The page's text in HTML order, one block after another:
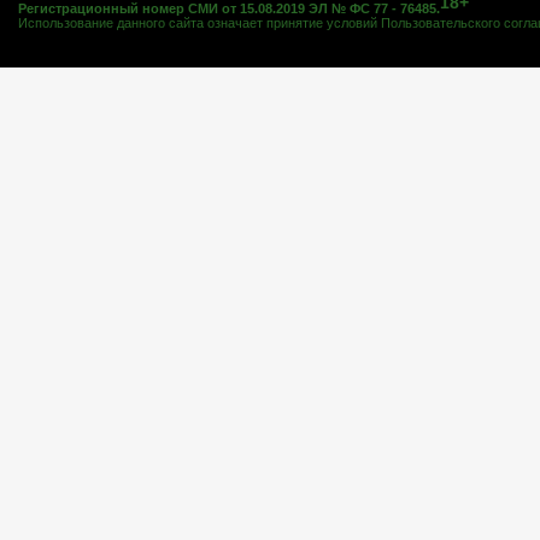
Регистрационный номер СМИ от 15.08.2019 ЭЛ № ФС 77 - 76485.
Использование данного сайта означает принятие условий Пользовательского